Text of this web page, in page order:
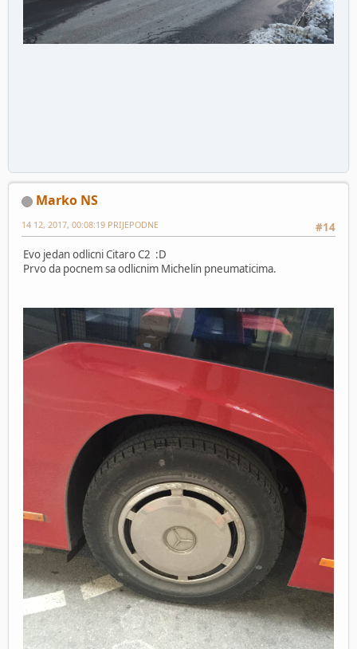
Marko NS
#14
14 12, 2017, 00:08:19 PRIJEPODNE
Evo jedan odlicni Citaro C2 :D
Prvo da pocnem sa odlicnim Michelin pneumaticima.